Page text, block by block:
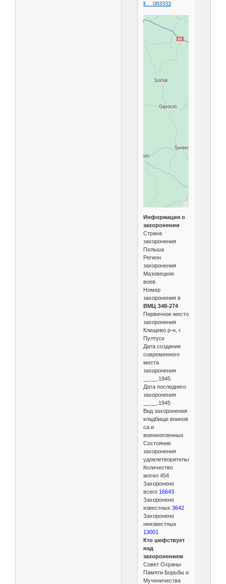
ll.....083333
Информация о
захоронении
Страна
захоронения
Польша
Регион
захоронения
Мазовецкое
воев.
Номер
захоронения в
ВМЦ З48-274
Первичное место
захоронения
Клещево р-н, г.
Пултуск
Дата создания
современного
места
захоронения
__.__.1945
Дата последнего
захоронения
__.__.1945
Вид захоронения
кладбище воинов
са и
военнопленных
Состояние
захоронения
удовлетворительное
Количество
могил 454
Захоронено
всего 16643
Захоронено
известных 3642
Захоронено
неизвестных
13001
Кто шефствует
над
захоронением
Совет Охраны
Памяти Борьбы и
Мученичества